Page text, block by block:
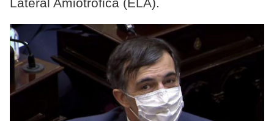
Lateral Amiotrófica (ELA).